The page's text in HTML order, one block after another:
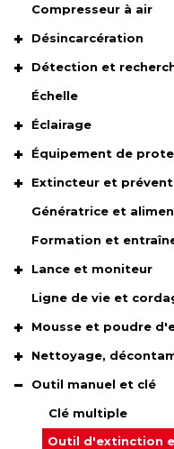
Compresseur à air
Désincarcération
Détection et
Échelle
Éclairage
Équipement de
Extincteur et
Génératrice et
Formation et
Lance et moniteur
Ligne de vie et
Mousse et poudre
Nettoyage,
Outil manuel et clé
Clé multiple
Outil d'extinction